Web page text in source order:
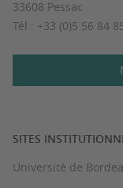
33608 Pessac
Tél : +33 (0)5 56 84
SITES
Université de